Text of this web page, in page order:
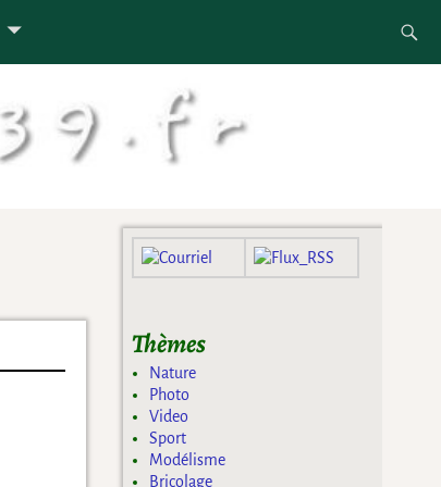
Thèmes
Nature
Photo
Video
Sport
Modélisme
Bricolage